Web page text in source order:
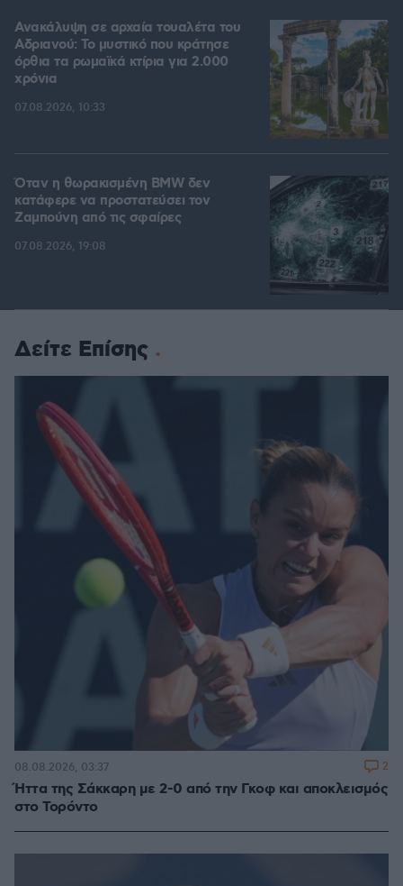
Ανακάλυψη σε αρχαία τουαλέτα του
Αδριανού: Το μυστικό που κράτησε
όρθια τα ρωμαϊκά κτίρια για 2.000
χρόνια
07.08.2026, 10:33
Όταν η θωρακισμένη BMW δεν
κατάφερε να προστατεύσει τον
Ζαμπούνη από τις σφαίρες
07.08.2026, 19:08
Δείτε Επίσης
Ήττα της Σάκκαρη με 2-0 από την Γκοφ και αποκλεισμός
στο Τορόντο
08.08.2026, 03:37 2